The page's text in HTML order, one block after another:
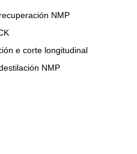
NMP
e corte longitudinal
NMP